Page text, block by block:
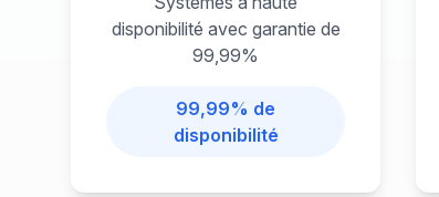
disponibilité avec garantie de
99,99%
99,99% de
disponibilité